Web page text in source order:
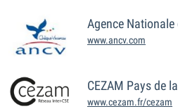
Agence Nationale
www.ancv.com
CEZAM Pays de
www.cezam.fr/cezam